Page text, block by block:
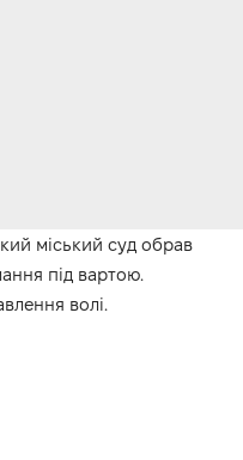
міський суд обрав
під вартою.
волі.